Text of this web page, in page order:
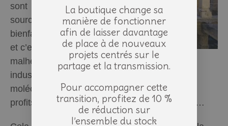
sont
source de
bienfaits
et c’est
malheureusement l’essor de nos civilisations
industrielles et la reproduction chimique des
molécules naturelles, qui pour des raisons de
profits, nous ont fait oublier ce fabuleux trésor…
La boutique change sa
manière de fonctionner
afin de laisser davantage
de place à de nouveaux
projets centrés sur le
partage et la transmission.
Pour accompagner cette
transition, profitez de 10 %
de réduction sur
l’ensemble du stock